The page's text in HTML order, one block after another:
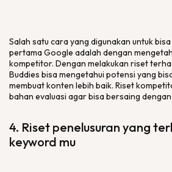
Salah satu cara yang digunakan untuk
pertama Google adalah dengan
kompetitor. Dengan melakukan riset
Buddies bisa mengetahui potensi yang
membuat konten lebih baik. Riset
bahan evaluasi agar bisa bersaing
4. Riset penelusuran yang
keyword mu